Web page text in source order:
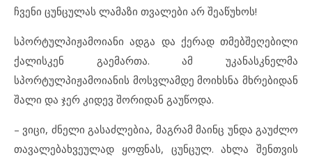
ჩვენი ცუნცულას ლამაზი თვალები არ შეაწუხოს!
სპორტულპიჟამოიანი ადგა და ქერად თმებშეღებილი
ქალისკენ გაემართა. ამ უკანასკნელმა
სპორტულპიჟამოიანის მოსვლამდე მოიხსნა მხრებიდან
შალი და ჯერ კიდევ შორიდან გაუწოდა.
– ვიცი, ძნელი გასაძლებია, მაგრამ მაინც უნდა გაუძლო
თავალებახვეულად ყოფნას, ცუნცულ. ახლა შენთვის